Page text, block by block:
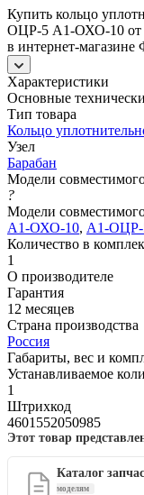
Купить кольцо
ОЦР-5 А1-ОХО-10 от
в интернет-
Характеристики
Основные
Тип товара
Кольцо
Узел
Барабан
Модели
?
Модели
А1-ОХО-10, А1-ОЦР-
Количество в
1
О производителе
Гарантия
12 месяцев
Страна производства
Россия
Габариты, вес и
Устанавливаемое
1
Штрихкод
4601552050985
Этот товар
Каталог
моделям